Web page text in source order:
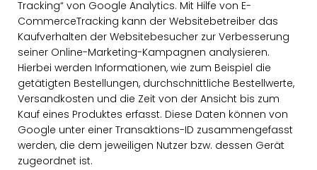
Tracking“ von Google Analytics. Mit Hilfe von E-
CommerceTracking kann der Websitebetreiber das
Kaufverhalten der Websitebesucher zur Verbesserung
seiner Online-Marketing-Kampagnen analysieren.
Hierbei werden Informationen, wie zum Beispiel die
getätigten Bestellungen, durchschnittliche Bestellwerte,
Versandkosten und die Zeit von der Ansicht bis zum
Kauf eines Produktes erfasst. Diese Daten können von
Google unter einer Transaktions-ID zusammengefasst
werden, die dem jeweiligen Nutzer bzw. dessen Gerät
zugeordnet ist.